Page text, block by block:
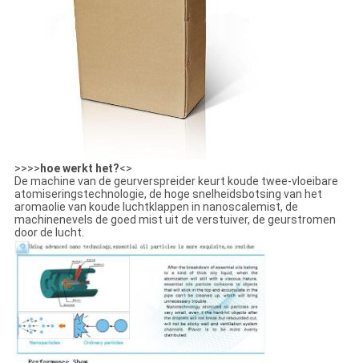
>>>> hoe werkt het?<>
De machine van de geurverspreider keurt koude twee-vloeibare
atomiseringstechnologie, de hoge snelheidsbotsing van het
aromaolie van koude luchtklappen in nanoscalemist, de
machinenevels de goed mist uit de verstuiver, de geurstromen
door de lucht.